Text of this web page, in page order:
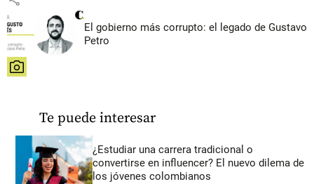
El gobierno más corrupto: el legado de Gustavo
Petro
share
Te puede interesar
¿Estudiar una carrera tradicional o
convertirse en influencer? El nuevo dilema de
los jóvenes colombianos